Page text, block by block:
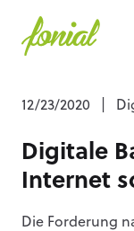
12/23/2020
Digitale
Internet
Die Forderung